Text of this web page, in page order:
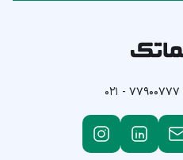
۰۲۱ - ۷۷۹۰۰۷۷۷